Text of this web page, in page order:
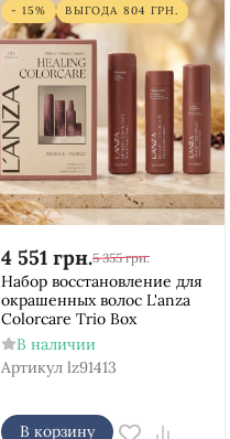
- 15% ВЫГОДА 804 ГРН.
4 551 грн.5 355 грн.
Набор восстановление для
окрашенных волос L'anza
Colorcare Trio Box
В наличии
Артикул lz91413
В корзину